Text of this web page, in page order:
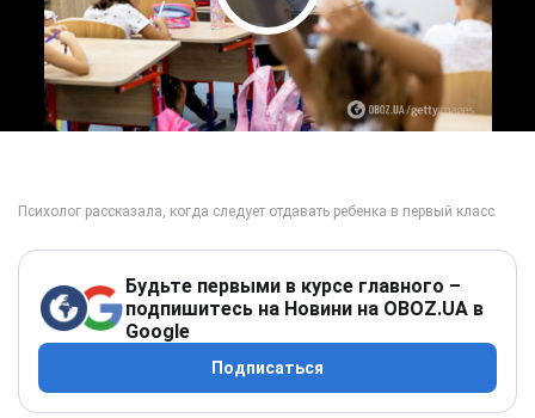
Play Video
Будьте первыми в курсе главного –
подпишитесь на Новини на OBOZ.UA в
Google
Подписаться